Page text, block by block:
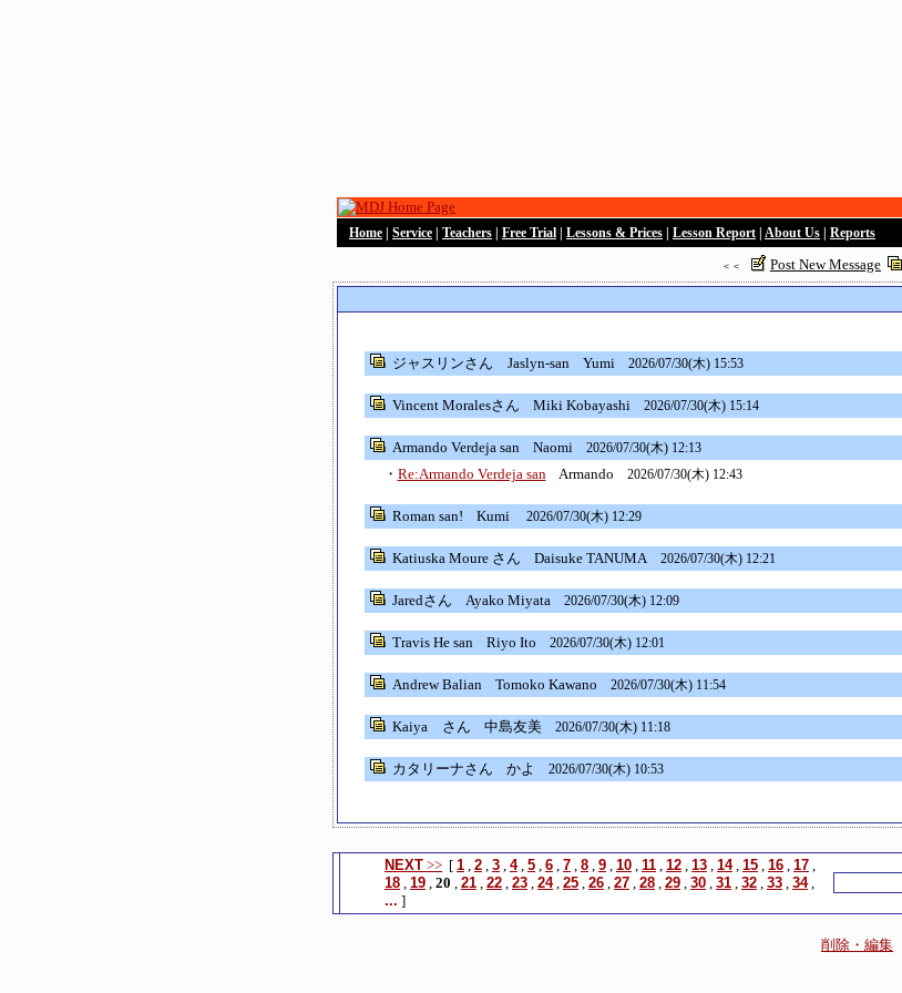
Home Service Teachers Free Trial Lessons & Prices Lesson Report About Us Reports
＜＜ Post New Message
ジャスリンさん Jaslyn-sanYumi 2026/07/30(木) 15:53
Vincent Moralesさん Miki Kobayashi 2026/07/30(木) 15:14
Armando Verdeja sanNaomi 2026/07/30(木) 12:13
・ Re:Armando Verdeja sanArmando 2026/07/30(木) 12:43
Roman san! Kumi 2026/07/30(木) 12:29
Katiuska Moure さん Daisuke TANUMA 2026/07/30(木) 12:21
Jaredさん Ayako Miyata 2026/07/30(木) 12:09
Travis He sanRiyo Ito 2026/07/30(木) 12:01
Andrew BalianTomoko Kawano 2026/07/30(木) 11:54
Kaiya さん 中島友美 2026/07/30(木) 11:18
カタリーナさん かよ 2026/07/30(木) 10:53
NEXT >> [ 1 , 2 , 3 , 4, 5 , 6 , 7 , 8 , 9 , 10 , 11 , 12 , 13 , 14, 15 , 16 , 17 ,
18 , 19 , 20 , 21 , 22 , 23 , 24, 25 , 26 , 27 , 28 , 29 , 30 , 31 , 32 , 33 , 34,
... ]
削除・編集